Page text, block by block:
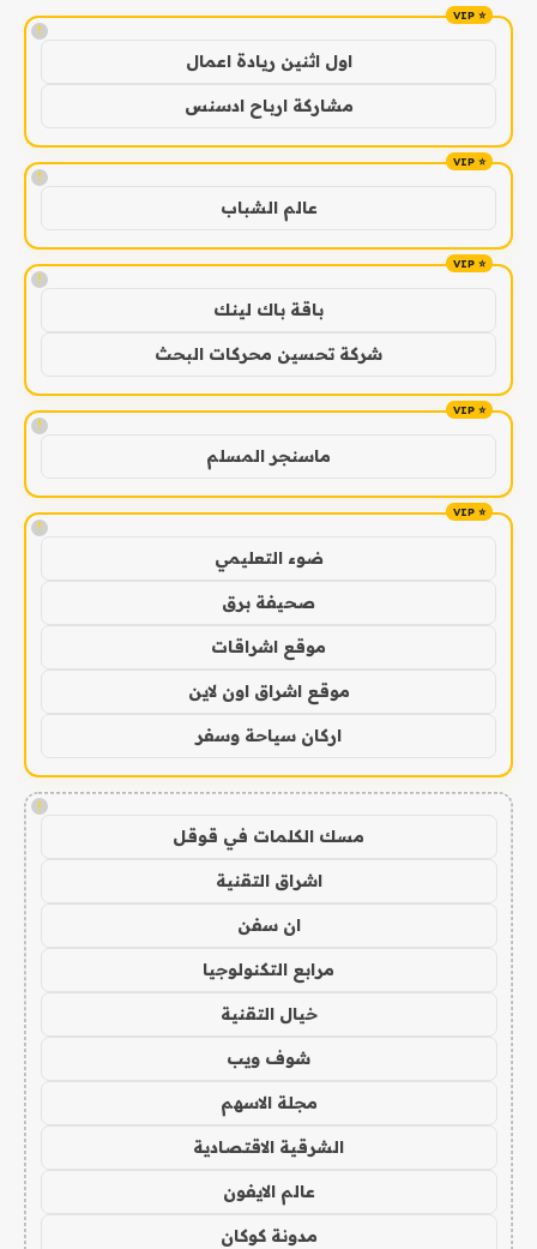
!
اول اثنين ريادة اعمال
مشاركة ارباح ادسنس
!
عالم الشباب
!
باقة باك لينك
شركة تحسين محركات البحث
!
ماسنجر المسلم
!
ضوء التعليمي
صحيفة برق
موقع اشراقات
موقع اشراق اون لاين
اركان سياحة وسفر
!
مسك الكلمات في قوقل
اشراق التقنية
ان سفن
مرابع التكنولوجيا
خيال التقنية
شوف ويب
مجلة الاسهم
الشرقية الاقتصادية
عالم الايفون
مدونة كوكان